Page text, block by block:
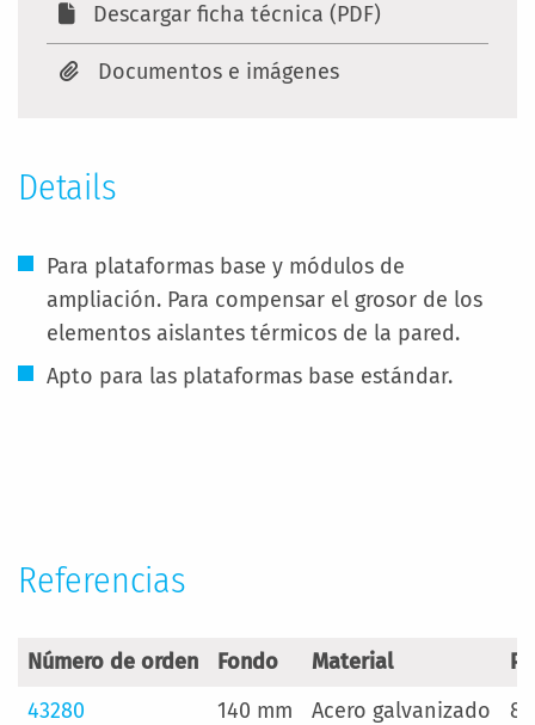
Descargar ficha técnica (PDF)
Documentos e imágenes
Details
Para plataformas base y módulos de
ampliación. Para compensar el grosor de los
elementos aislantes térmicos de la pared.
Apto para las plataformas base estándar.
Referencias
Número de orden Fondo Material
43280
140 mm Acero galvanizado
8